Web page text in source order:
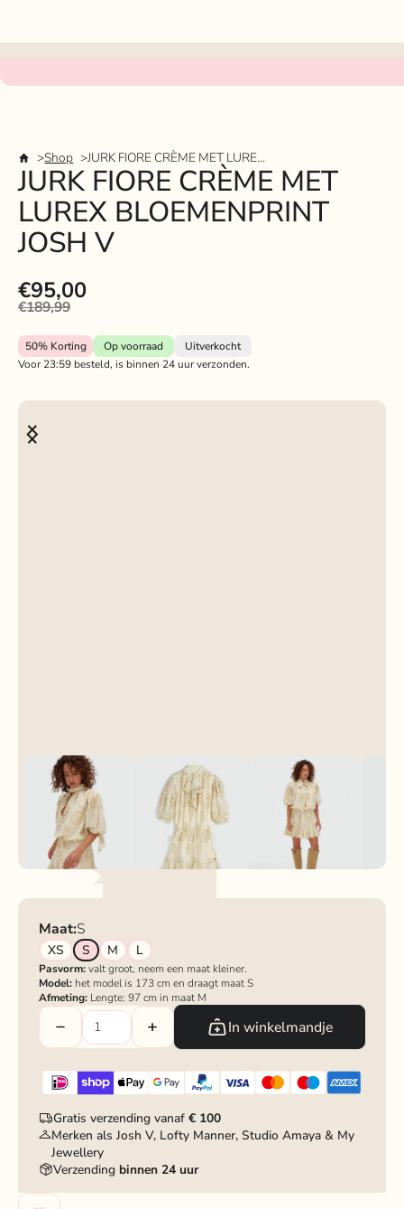
Shop JURK FIORE CRÈME MET LUREX BLOEMENPRINT JOSH V
JURK FIORE CRÈME MET
LUREX BLOEMENPRINT
JOSH V
€95,00
€189,99
50%Korting Op voorraad
Uitverkocht
Voor 23:59 besteld, is binnen 24 uur verzonden.
Maat:S
XS S M L
Pasvorm:valt groot, neem een maat kleiner.
Model: het model is 173 cm en draagt maat S
Afmeting: Lengte: 97 cm in maat M
In winkelmandje
Gratis verzending vanaf€ 100
Merken als Josh V, Lofty Manner, Studio Amaya & My
Jewellery
Verzendingbinnen 24 uur